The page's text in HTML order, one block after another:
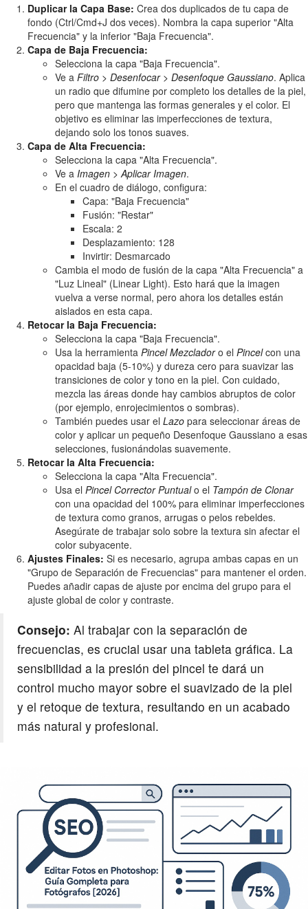
Duplicar la Capa Base: Crea dos duplicados de tu capa de
fondo (Ctrl/Cmd+J dos veces). Nombra la capa superior "Alta
Frecuencia" y la inferior "Baja Frecuencia".
Capa de Baja Frecuencia:
Selecciona la capa "Baja Frecuencia".
Ve a Filtro > Desenfocar > Desenfoque Gaussiano. Aplica
un radio que difumine por completo los detalles de la piel,
pero que mantenga las formas generales y el color. El
objetivo es eliminar las imperfecciones de textura,
dejando solo los tonos suaves.
Capa de Alta Frecuencia:
Selecciona la capa "Alta Frecuencia".
Ve a Imagen > Aplicar Imagen.
En el cuadro de diálogo, configura:
Capa: "Baja Frecuencia"
Fusión: "Restar"
Escala: 2
Desplazamiento: 128
Invirtir: Desmarcado
Cambia el modo de fusión de la capa "Alta Frecuencia" a
"Luz Lineal" (Linear Light). Esto hará que la imagen
vuelva a verse normal, pero ahora los detalles están
aislados en esta capa.
Retocar la Baja Frecuencia:
Selecciona la capa "Baja Frecuencia".
Usa la herramienta Pincel Mezcladoro el Pincelcon una
opacidad baja (5-10%) y dureza cero para suavizar las
transiciones de color y tono en la piel. Con cuidado,
mezcla las áreas donde hay cambios abruptos de color
(por ejemplo, enrojecimientos o sombras).
También puedes usar el Lazo para seleccionar áreas de
color y aplicar un pequeño Desenfoque Gaussiano a esas
selecciones, fusionándolas suavemente.
Retocar la Alta Frecuencia:
Selecciona la capa "Alta Frecuencia".
Usa el Pincel Corrector Puntualo el Tampón de Clonar
con una opacidad del 100% para eliminar imperfecciones
de textura como granos, arrugas o pelos rebeldes.
Asegúrate de trabajar solo sobre la textura sin afectar el
color subyacente.
Ajustes Finales: Si es necesario, agrupa ambas capas en un
"Grupo de Separación de Frecuencias" para mantener el orden.
Puedes añadir capas de ajuste por encima del grupo para el
ajuste global de color y contraste.
Consejo: Al trabajar con la separación de
frecuencias, es crucial usar una tableta gráfica. La
sensibilidad a la presión del pincel te dará un
control mucho mayor sobre el suavizado de la piel
y el retoque de textura, resultando en un acabado
más natural y profesional.